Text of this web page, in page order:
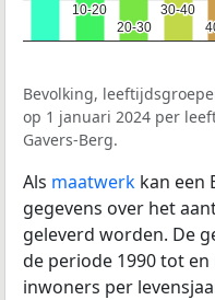
10-20
10-20
20-30
20-30
30-40
30-40
Bevolking,
op 1 januari 2024 per
Gavers-Berg.
Als maatwerk kan een
gegevens over het
geleverd worden. De
de periode 1990 tot
inwoners per